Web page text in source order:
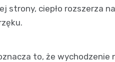
strony, ciepło rozszerza
to, że